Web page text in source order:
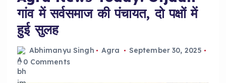
गांव में सर्वसमाज की पंचायत, दो पक्षों में
हुई सुलह
Abhimanyu Singh Agra
September 30, 2025
0 Comments